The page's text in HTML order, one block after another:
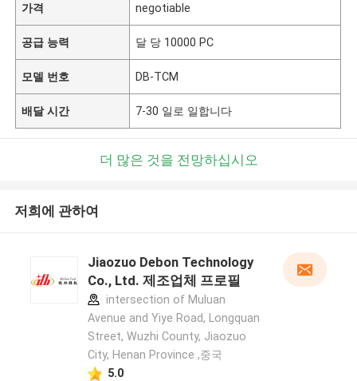
가격 negotiable
공급 능력 달 당 10000 PC
모델 번호 DB-TCM
배달 시간 7-30 일로 일합니다
더 많은 것을 전망하십시오
저희에 관하여
Jiaozuo Debon Technology
Co., Ltd. 제조업체 프로필
intersection of Muluan
Avenue and Yiye Road, Longquan
Street, Wuzhi County, Jiaozuo
City, Henan Province ,중국
5.0